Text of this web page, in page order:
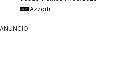
Azzorti
ANUNCIO